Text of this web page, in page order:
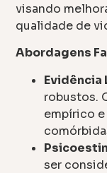
visando
qualidade de
Abordagens
Evidência
robustos.
empírico
ser